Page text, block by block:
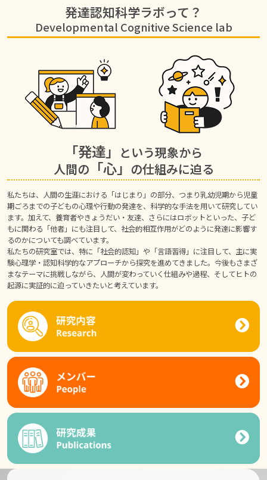
発達認知科学ラボって？
Developmental Cognitive Science lab
「発達」 という現象から
人間の 「心」 の仕組みに迫る
私たちは、人間の生涯における「はじまり」の部分、つまり乳幼児期から児童
期ごろまでの子どもの心理や行動の発達を、科学的な手法を用いて研究してい
ます。加えて、養育者やきょうだい・友達、さらにはロボットといった、子ど
もに関わる「他者」にも注目して、社会的相互作用がどのように発達に影響す
るのかについても調べています。
私たちの研究室では、特に「社会的認知」や「言語習得」に注目して、主に実
験心理学・認知科学的なアプローチから探究を進めてきました。今後もさまざ
まなテーマに挑戦しながら、人間が変わっていく仕組みや過程、そしてヒトの
起源に実証的に迫っていきたいと考えています。